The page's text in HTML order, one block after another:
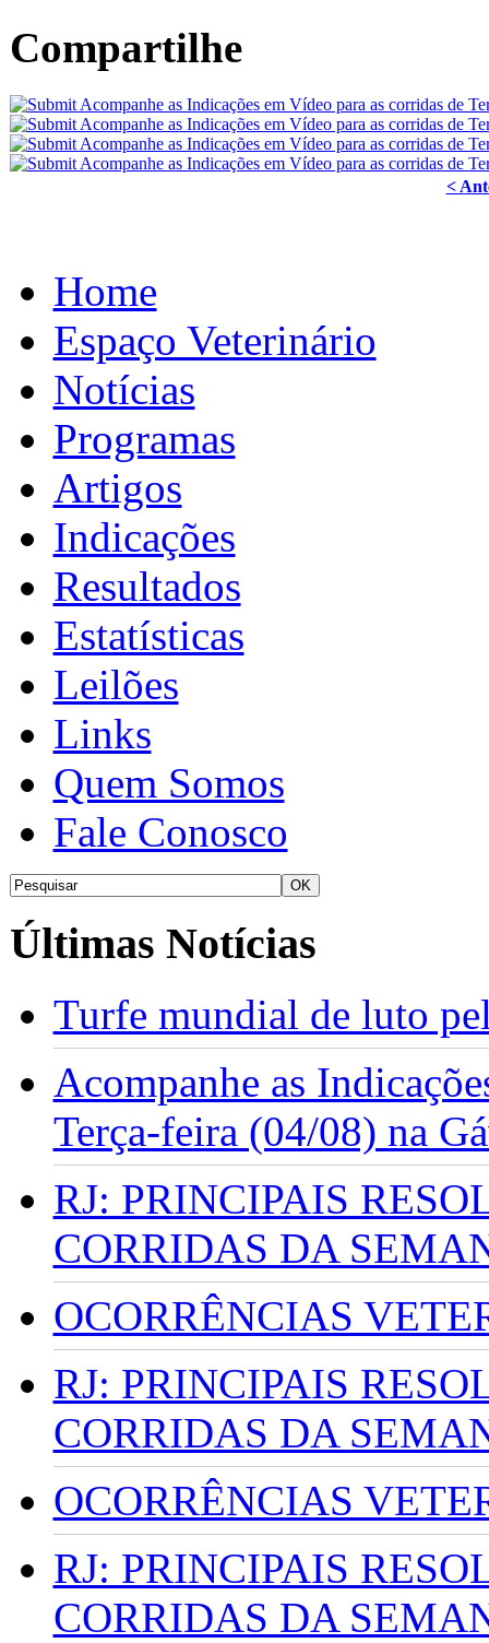
Compartilhe
<
Home
Espaço Veterinário
Notícias
Programas
Artigos
Indicações
Resultados
Estatísticas
Leilões
Links
Quem Somos
Fale Conosco
Últimas Notícias
Turfe mundial de luto
Acompanhe as
Terça-feira (04/08) na
RJ: PRINCIPAIS
CORRIDAS DA
OCORRÊNCIAS
RJ: PRINCIPAIS
CORRIDAS DA
OCORRÊNCIAS
RJ: PRINCIPAIS
CORRIDAS DA